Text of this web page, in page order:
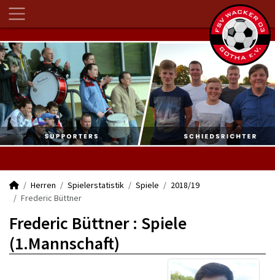
Herren Spielerstatistik Spiele
2018/19
Frederic Büttner
Frederic Büttner : Spiele
(1.Mannschaft)